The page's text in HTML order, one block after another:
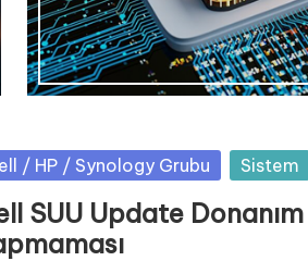
/ HP / Synology Grubu Sistem
SUU Update